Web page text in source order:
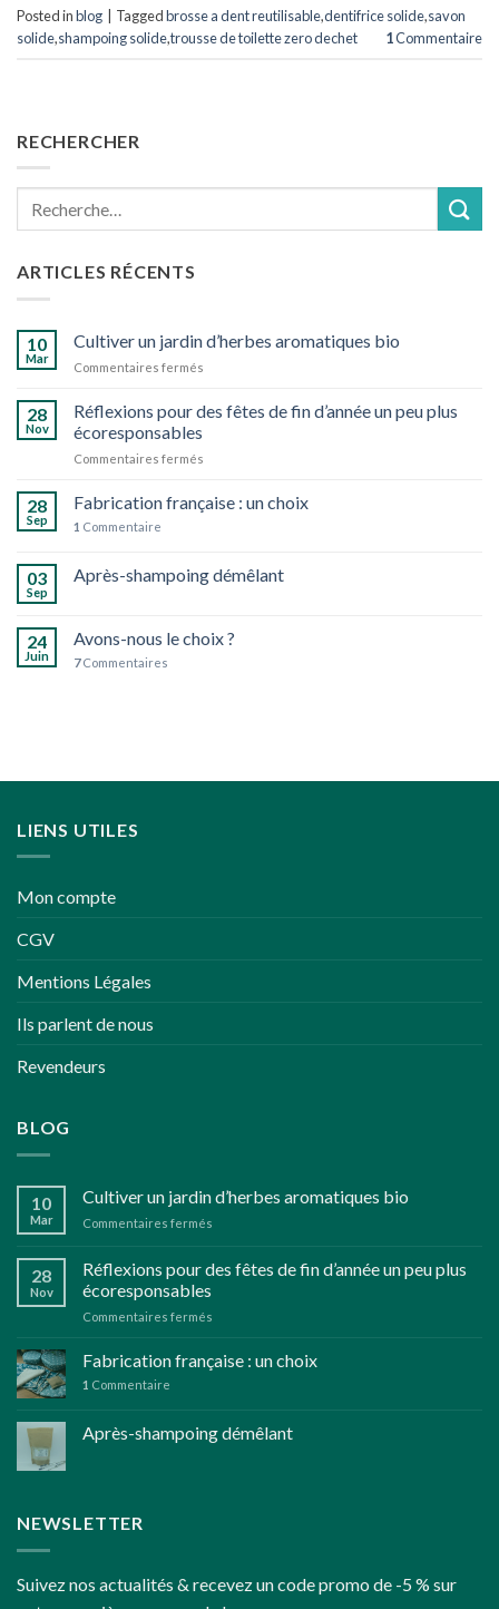
Posted inblog Taggedbrosse a dent reutilisable,dentifrice solide,savon
solide,shampoing solide,trousse de toilette zero dechet 1Commentaire
RECHERCHER
Recherche
pour :
ARTICLES RÉCENTS
10
Mar
Cultiver un jardin d’herbes aromatiques bio
Commentaires fermés
un
jardin
28
Nov
Réflexions pour des fêtes de fin d’année un peu plus
écoresponsables
Commentaires fermés
pour
des
fin
d’année
plus
28
Sep
Fabrication française : un choix
1 Commentaire
03
Sep
Après-shampoing démêlant
24
Juin
Avons-nous le choix ?
7Commentaires
LIENS UTILES
Mon compte
CGV
Mentions Légales
Ils parlent de nous
Revendeurs
BLOG
10
Mar
Cultiver un jardin d’herbes aromatiques bio
Commentaires fermés
jardin
28
Nov
Réflexions pour des fêtes de fin d’année un peu plus
écoresponsables
Commentaires fermés
pour
des
fin
d’année
Fabrication française : un choix
1 Commentaire
Après-shampoing démêlant
NEWSLETTER
Suivez nos actualités & recevez un code promo de -5 % sur